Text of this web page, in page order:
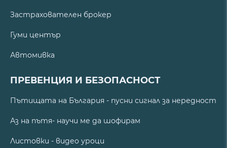
Застрахователен брокер
Гуми център
Автомивка
ПРЕВЕНЦИЯ И БЕЗОПАСНОСТ
Пътищата на България - пусни сигнал за нередност
Аз на пътя- научи ме да шофирам
Листовки - видео уроци